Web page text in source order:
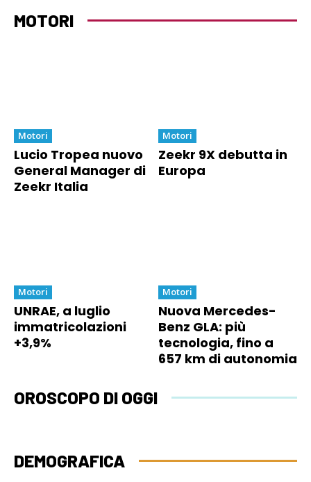
MOTORI
Motori
Lucio Tropea nuovo
General Manager di
Zeekr Italia
Motori
Zeekr 9X debutta in
Europa
Motori
UNRAE, a luglio
immatricolazioni
+3,9%
Motori
Nuova Mercedes-
Benz GLA: più
tecnologia, fino a
657 km di autonomia
OROSCOPO DI OGGI
DEMOGRAFICA